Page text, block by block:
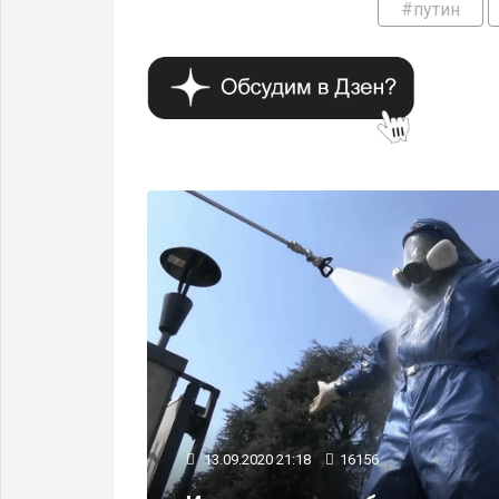
#путин
13.09.2020 21:18 16156